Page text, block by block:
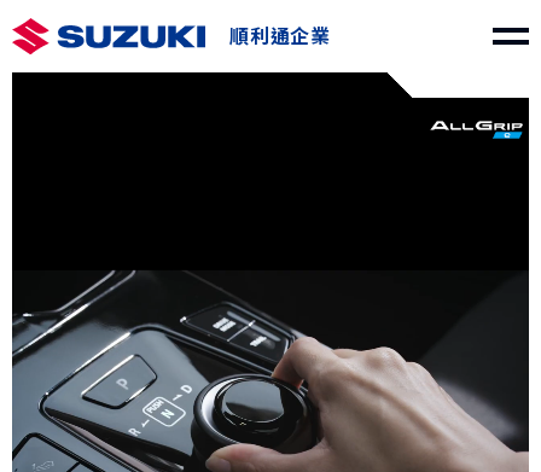
順利通企業
SWIFT
NT$730,000起 NT$1,150,000起